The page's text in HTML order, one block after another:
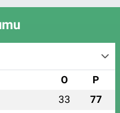
O P
33 77